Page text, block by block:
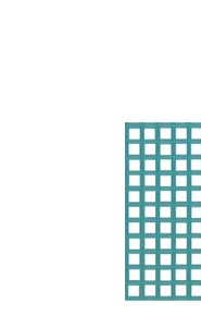
Dostupnost:
06-
al